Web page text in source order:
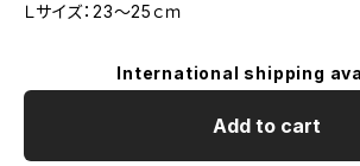
Ｌサイズ：23～25ｃｍ
International shipping
Add to cart